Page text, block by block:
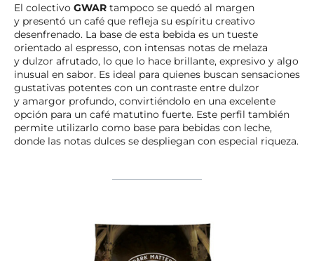
El colectivo GWAR tampoco se quedó al margen
y presentó un café que refleja su espíritu creativo
desenfrenado. La base de esta bebida es un tueste
orientado al espresso, con intensas notas de melaza
y dulzor afrutado, lo que lo hace brillante, expresivo y algo
inusual en sabor. Es ideal para quienes buscan sensaciones
gustativas potentes con un contraste entre dulzor
y amargor profundo, convirtiéndolo en una excelente
opción para un café matutino fuerte. Este perfil también
permite utilizarlo como base para bebidas con leche,
donde las notas dulces se despliegan con especial riqueza.